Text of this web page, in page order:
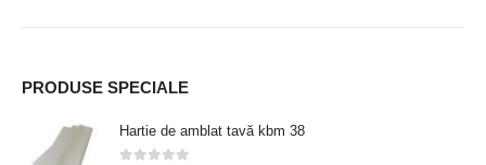
PRODUSE SPECIALE
Hartie de amblat tavă kbm 38